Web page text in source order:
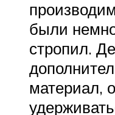
были
стропил.
материал,